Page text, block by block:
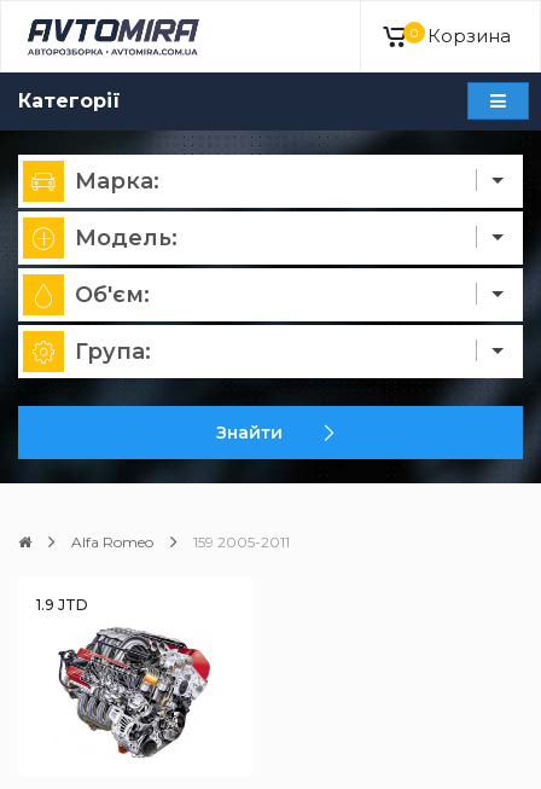
0 Корзина
Категорії
Марка:
Модель:
Об'єм:
Група:
Знайти
Alfa Romeo 159 2005-2011
1.9 JTD